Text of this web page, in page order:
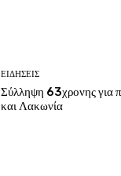
ΕΙΔΗΣΕΙΣ
Σύλληψη 63χρονης για
και Λακωνία